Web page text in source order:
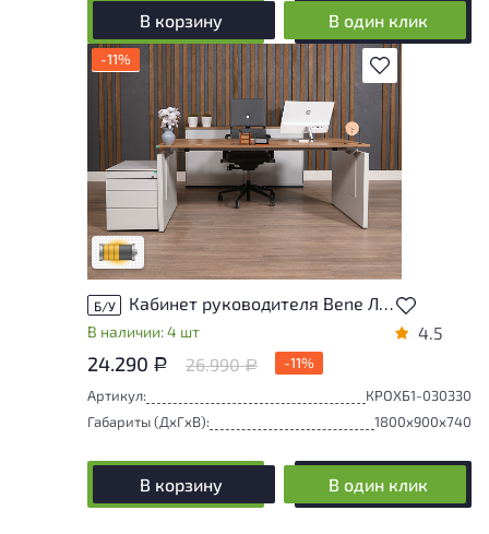
В корзину В один клик
В избранное
-11%
Товар может иметь незначительные
повреждения и/или следы эксплуатации,
не влияющие на удобство его
использования
Удовлетворительный износ
Б/У Кабинет руководителя Bene ЛДСП Ольха Австрия
В наличии: 4 шт 4.5
24.290 Р 26.990Р
-11%
Артикул:
КРОХБ1-030330
Габариты (ДxГxВ):
1800x900x740
В корзину В один клик